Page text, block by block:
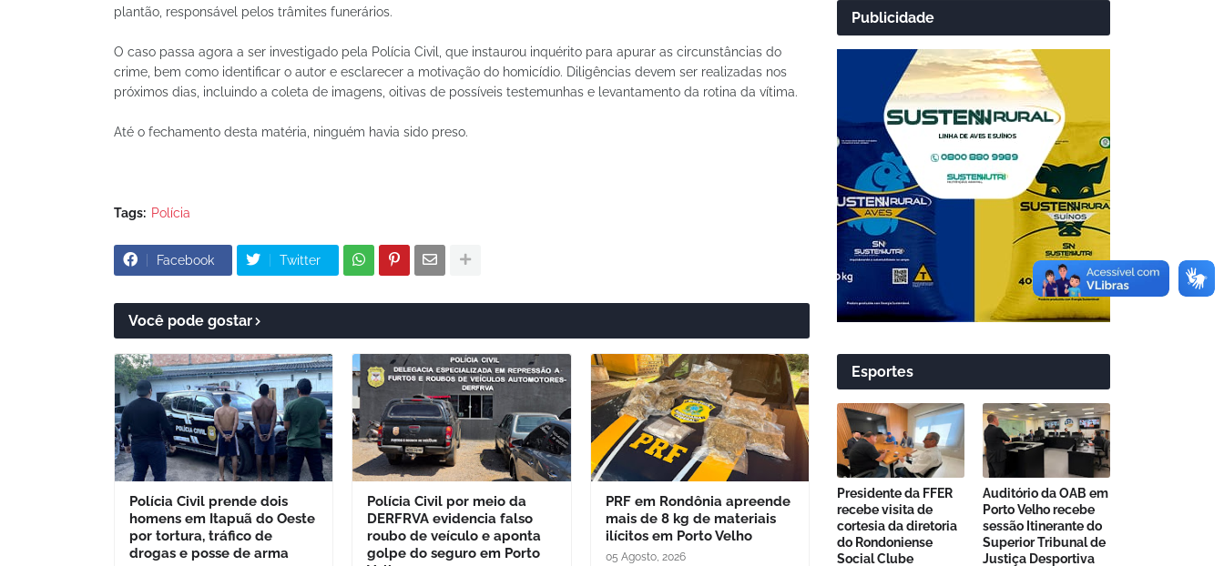
plantão, responsável pelos trâmites funerários.
O caso passa agora a ser investigado pela Polícia Civil, que instaurou inquérito para apurar as circunstâncias do
crime, bem como identificar o autor e esclarecer a motivação do homicídio. Diligências devem ser realizadas nos
próximos dias, incluindo a coleta de imagens, oitivas de possíveis testemunhas e levantamento da rotina da vítima.
Até o fechamento desta matéria, ninguém havia sido preso.
Tags: Polícia
Facebook Twitter
Você pode gostar
Polícia Civil prende dois
homens em Itapuã do Oeste
por tortura, tráfico de
drogas e posse de arma
Polícia Civil por meio da
DERFRVA evidencia falso
roubo de veículo e aponta
golpe do seguro em Porto
PRF em Rondônia apreende
mais de 8 kg de materiais
ilícitos em Porto Velho
05 Agosto, 2026
Publicidade
Esportes
Presidente da FFER
recebe visita de
cortesia da diretoria
do Rondoniense
Social Clube
Auditório da OAB em
Porto Velho recebe
sessão Itinerante do
Superior Tribunal de
Justiça Desportiva